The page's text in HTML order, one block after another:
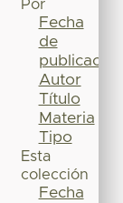
Por
Fecha
de
publicación
Autor
Título
Materia
Tipo
Esta
colección
Fecha